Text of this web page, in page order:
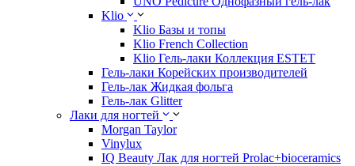
Klio
Klio Базы и топы
Klio French Collection
Klio Гель-лаки Коллекция ESTET
Гель-лаки Корейских производителей
Гель-лак Жидкая фольга
Гель-лак Glitter
Лаки для ногтей
Morgan Taylor
Vinylux
IQ Beauty Лак для ногтей Prolac+bioceramics